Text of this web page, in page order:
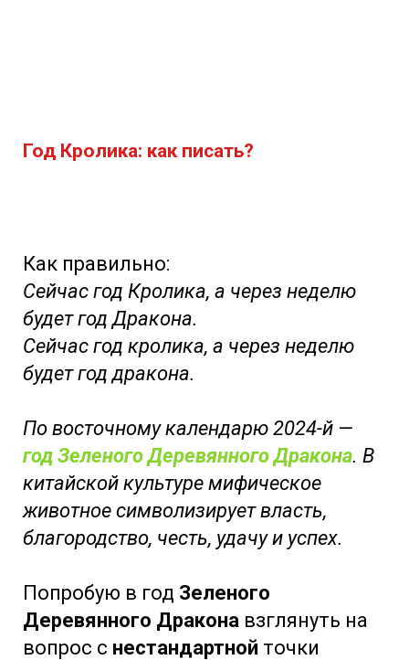
Год Кролика: как писать?
Как правильно:
Сейчас год Кролика, а через неделю
будет год Дракона.
Сейчас год кролика, а через неделю
будет год дракона.
По восточному календарю 2024-й —
год Зеленого Деревянного Дракона. В
китайской культуре мифическое
животное символизирует власть,
благородство, честь, удачу и успех.
Попробую в год Зеленого
Деревянного Дракона взглянуть на
вопрос с нестандартной точки